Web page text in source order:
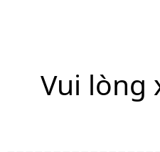
Vui lòng